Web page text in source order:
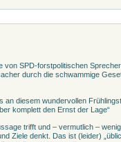
von SPD-forstpolitischen
durch die schwammige
diesem wundervollen
komplett den Ernst der Lage“
trifft und – vermutlich –
Ziele denkt. Das ist (leider)